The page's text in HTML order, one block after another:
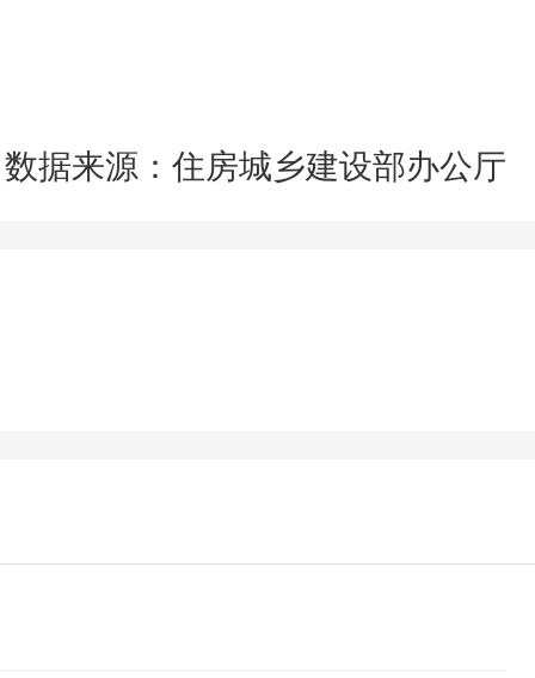
来源：住房城乡建设部办公厅